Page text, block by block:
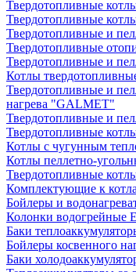
Твердотопливные
Твердотопливные
Твердотопливные и
Твердотопливные
Твердотопливные и
Котлы
Твердотопливные и
нагрева "GALMET"
Твердотопливные и
Твердотопливные
Котлы с чугунным
Котлы пеллетно-
Твердотопливные
Комплектующие к
Бойлеры и
Колонки водогрейные
Баки
Бойлеры косвенного
Баки